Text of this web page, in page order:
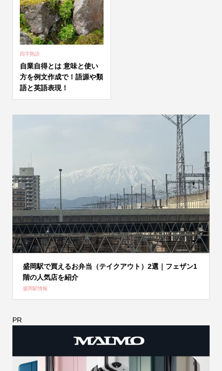
四字熟語
自業自得とは 意味と使い
方を例文作成で！語源や類
語と英語表現！
盛岡駅で買えるお弁当（テイクアウト）2選｜フェザン1
階の人気店を紹介
盛岡駅情報
PR